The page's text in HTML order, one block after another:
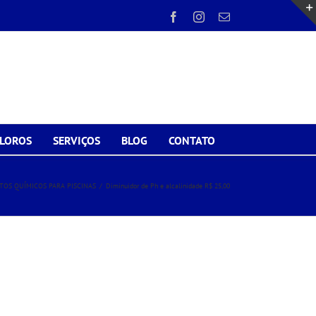
FacebookInstagram
E-
SERVIÇOS BLOG CONTATO
QUÍMICOS PARA PISCINAS / Diminuidor de Ph e alcalinidade R$ 25,00